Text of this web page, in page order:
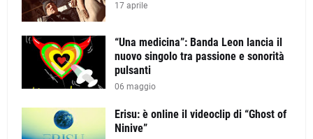
17 aprile
“Una medicina”: Banda Leon lancia il
nuovo singolo tra passione e sonorità
pulsanti
06 maggio
Erisu: è online il videoclip di “Ghost of
Ninive”